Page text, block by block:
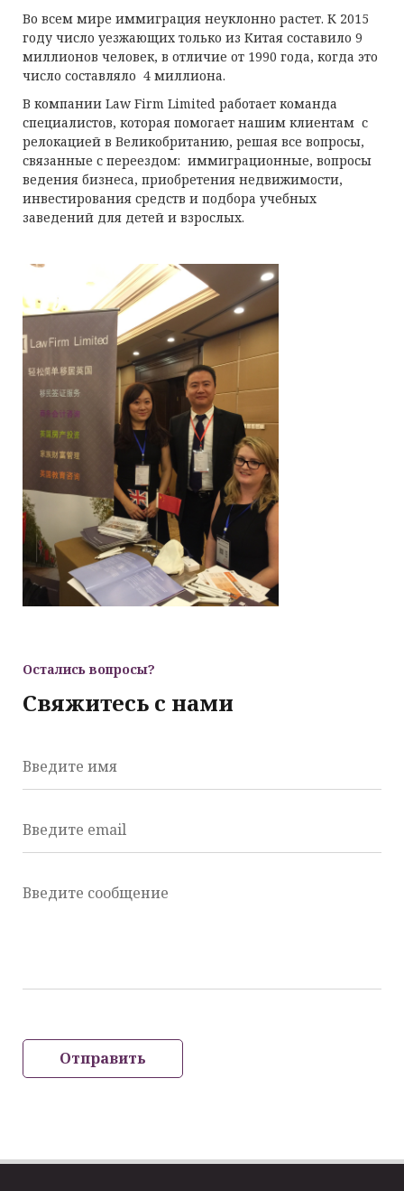
Во всем мире иммиграция неуклонно растет. К 2015
году число уезжающих только из Китая составило 9
миллионов человек, в отличие от 1990 года, когда это
число составляло 4 миллиона.
В компании Law Firm Limited работает команда
специалистов, которая помогает нашим клиентам с
релокацией в Великобританию, решая все вопросы,
связанные с переездом: иммиграционные, вопросы
ведения бизнеса, приобретения недвижимости,
инвестирования средств и подбора учебных
заведений для детей и взрослых.
Остались вопросы?
Свяжитесь с нами
Введите имя
Введите email
Введите сообщение
Отправить